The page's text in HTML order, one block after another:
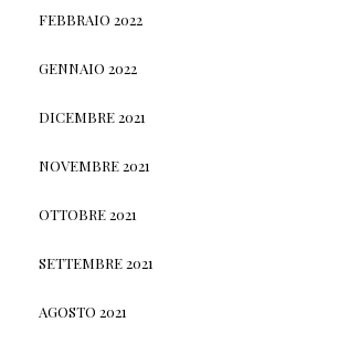
FEBBRAIO 2022
GENNAIO 2022
DICEMBRE 2021
NOVEMBRE 2021
OTTOBRE 2021
SETTEMBRE 2021
AGOSTO 2021